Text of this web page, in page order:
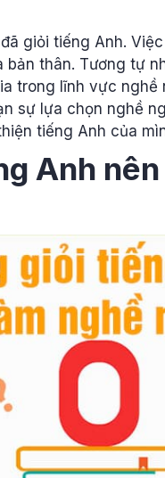
giỏi tiếng Anh.
thân. Tương tự
trong lĩnh vực
sự lựa chọn nghề
tiếng Anh của
Anh